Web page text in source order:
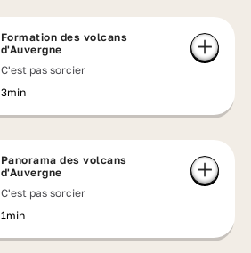
Formation des volcans
d'Auvergne
C'est pas sorcier
3min
Panorama des volcans
d'Auvergne
C'est pas sorcier
1min